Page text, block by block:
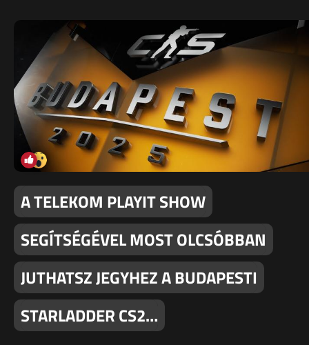
A TELEKOM PLAYIT SHOW
SEGÍTSÉGÉVEL MOST OLCSÓBBAN
JUTHATSZ JEGYHEZ A BUDAPESTI
STARLADDER CS2…